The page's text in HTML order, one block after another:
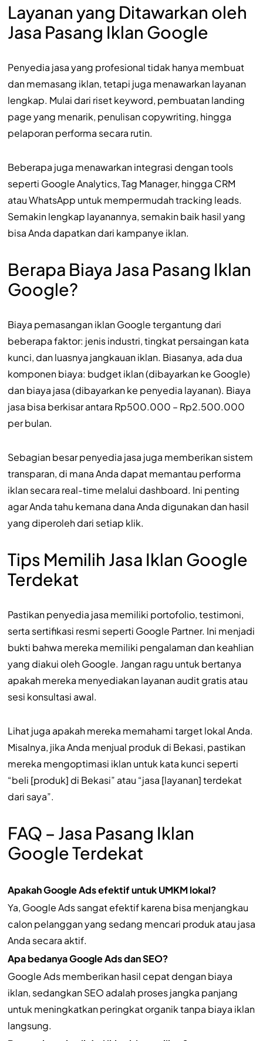
Layanan yang Ditawarkan oleh
Jasa Pasang Iklan Google
Penyedia jasa yang profesional tidak hanya membuat
dan memasang iklan, tetapi juga menawarkan layanan
lengkap. Mulai dari riset keyword, pembuatan landing
page yang menarik, penulisan copywriting, hingga
pelaporan performa secara rutin.
Beberapa juga menawarkan integrasi dengan tools
seperti Google Analytics, Tag Manager, hingga CRM
atau WhatsApp untuk mempermudah tracking leads.
Semakin lengkap layanannya, semakin baik hasil yang
bisa Anda dapatkan dari kampanye iklan.
Berapa Biaya Jasa Pasang Iklan
Google?
Biaya pemasangan iklan Google tergantung dari
beberapa faktor: jenis industri, tingkat persaingan kata
kunci, dan luasnya jangkauan iklan. Biasanya, ada dua
komponen biaya: budget iklan (dibayarkan ke Google)
dan biaya jasa (dibayarkan ke penyedia layanan). Biaya
jasa bisa berkisar antara Rp500.000 – Rp2.500.000
per bulan.
Sebagian besar penyedia jasa juga memberikan sistem
transparan, di mana Anda dapat memantau performa
iklan secara real-time melalui dashboard. Ini penting
agar Anda tahu kemana dana Anda digunakan dan hasil
yang diperoleh dari setiap klik.
Tips Memilih Jasa Iklan Google
Terdekat
Pastikan penyedia jasa memiliki portofolio, testimoni,
serta sertifikasi resmi seperti Google Partner. Ini menjadi
bukti bahwa mereka memiliki pengalaman dan keahlian
yang diakui oleh Google. Jangan ragu untuk bertanya
apakah mereka menyediakan layanan audit gratis atau
sesi konsultasi awal.
Lihat juga apakah mereka memahami target lokal Anda.
Misalnya, jika Anda menjual produk di Bekasi, pastikan
mereka mengoptimasi iklan untuk kata kunci seperti
“beli [produk] di Bekasi” atau “jasa [layanan] terdekat
dari saya”.
FAQ – Jasa Pasang Iklan
Google Terdekat
Apakah Google Ads efektif untuk UMKM lokal?
Ya, Google Ads sangat efektif karena bisa menjangkau
calon pelanggan yang sedang mencari produk atau jasa
Anda secara aktif.
Apa bedanya Google Ads dan SEO?
Google Ads memberikan hasil cepat dengan biaya
iklan, sedangkan SEO adalah proses jangka panjang
untuk meningkatkan peringkat organik tanpa biaya iklan
langsung.